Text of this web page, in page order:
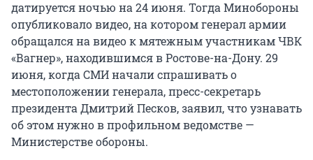
датируется ночью на 24 июня. Тогда Минобороны
опубликовало видео, на котором генерал армии
обращался на видео к мятежным участникам ЧВК
«Вагнер», находившимся в Ростове-на-Дону. 29
июня, когда СМИ начали спрашивать о
местоположении генерала, пресс-секретарь
президента Дмитрий Песков, заявил, что узнавать
об этом нужно в профильном ведомстве —
Министерстве обороны.